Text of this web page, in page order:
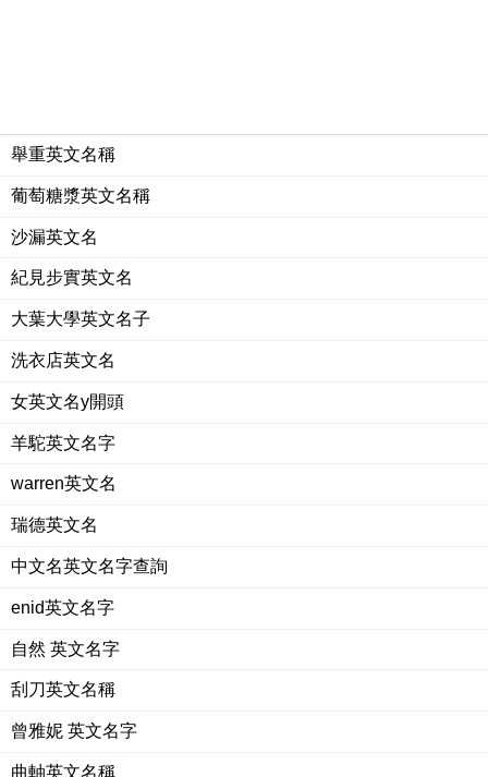
舉重英文名稱
葡萄糖漿英文名稱
沙漏英文名
紀見步實英文名
大葉大學英文名子
洗衣店英文名
女英文名y開頭
羊駝英文名字
warren英文名
瑞德英文名
中文名英文名字查詢
enid英文名字
自然 英文名字
刮刀英文名稱
曾雅妮 英文名字
曲軸英文名稱